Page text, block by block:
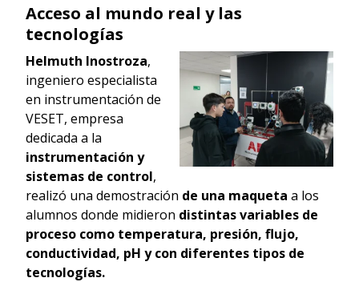
Acceso al mundo real y las
tecnologías
Helmuth Inostroza,
ingeniero especialista
en instrumentación de
VESET, empresa
dedicada a la
instrumentación y
sistemas de control,
realizó una demostración de una maqueta a los
alumnos donde midieron distintas variables de
proceso como temperatura, presión, flujo,
conductividad, pH y con diferentes tipos de
tecnologías.